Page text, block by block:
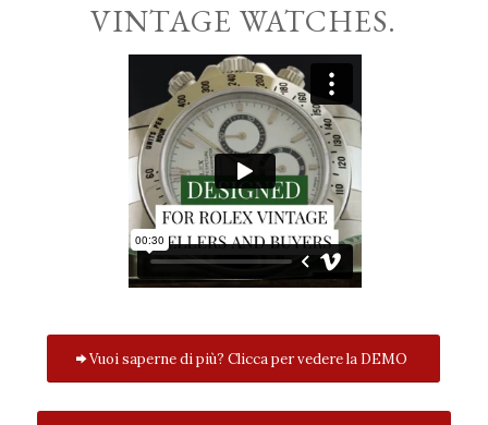
VINTAGE WATCHES.
Vuoi saperne di più? Clicca per vedere la DEMO